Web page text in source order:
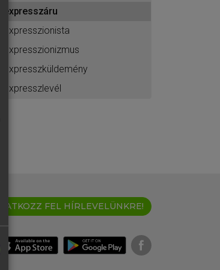
expresszáru
expresszionista
expresszionizmus
expresszküldemény
expresszlevél
IRATKOZZ FEL HÍRLEVELÜNKRE!